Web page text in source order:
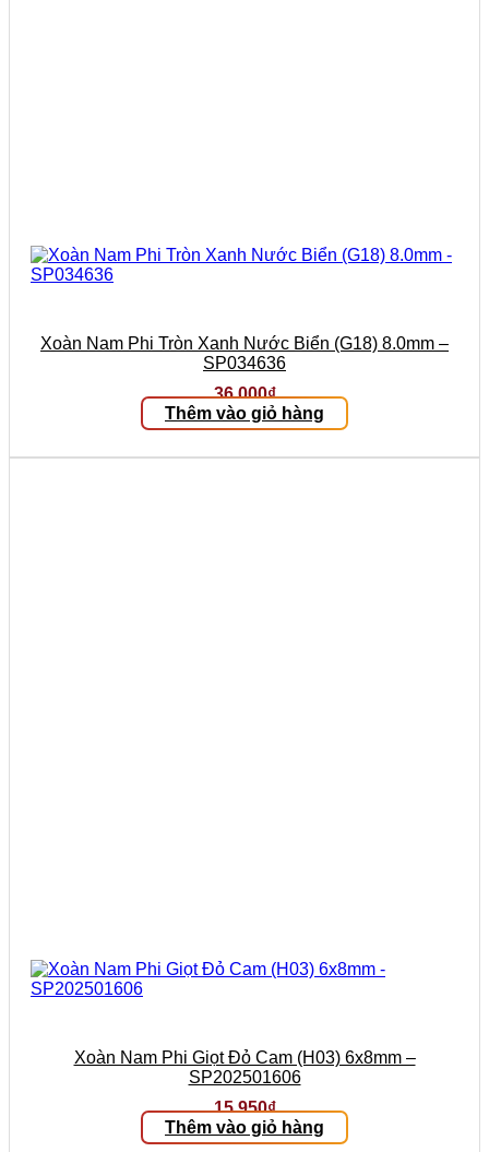
Xoàn Nam Phi Tròn Xanh Nước Biển (G18) 8.0mm –
SP034636
36.000₫
Thêm vào giỏ hàng
Xoàn Nam Phi Giọt Đỏ Cam (H03) 6x8mm –
SP202501606
15.950₫
Thêm vào giỏ hàng